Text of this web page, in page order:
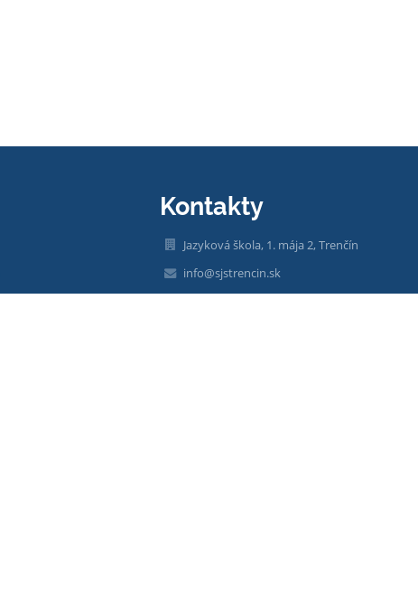
Kontakty
Jazyková škola, 1. mája 2, Trenčín
info@sjstrencin.sk